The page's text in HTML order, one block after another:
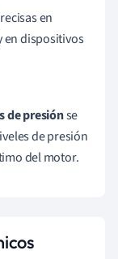
en
en dispositivos
de presiónse
de presión
del motor.